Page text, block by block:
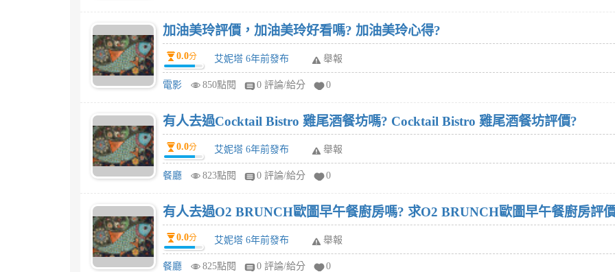
加油美玲評價，加油美玲好看嗎? 加油美玲心得?
0.0分 艾妮塔 6年前發布 舉報
電影 850點閱 0 評論/給分 0
有人去過Cocktail Bistro 雞尾酒餐坊嗎? Cocktail Bistro 雞尾酒餐坊評價?
0.0分 艾妮塔 6年前發布 舉報
餐廳 823點閱 0 評論/給分 0
有人去過O2 BRUNCH歐圖早午餐廚房嗎? 求O2 BRUNCH歐圖早午餐廚房評
0.0分 艾妮塔 6年前發布 舉報
餐廳 825點閱 0 評論/給分 0